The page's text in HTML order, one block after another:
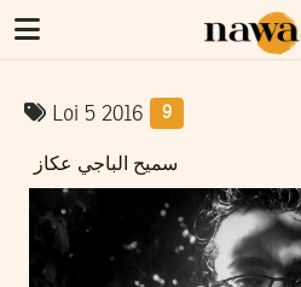
Loi 5 2016 9
سميح الباجي عكاز